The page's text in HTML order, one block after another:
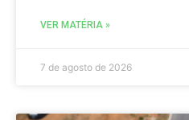
VER MATÉRIA »
7 de agosto de 2026